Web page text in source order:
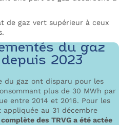
de gaz vert supérieur à ceux
du gaz
2023
du gaz ont disparu pour les
plus de 30 MWh par
entre 2014 et 2016. Pour les
appliquée au 31 décembre
des TRVG a été actée